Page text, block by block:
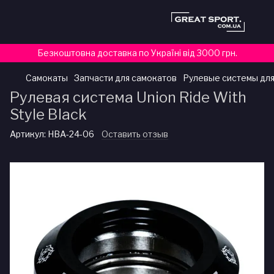
Безкоштовна доставка по Україні від 3000 грн.
Самокаты Запчасти для самокатов Рулевые системы
Рулевая система Union Ride With
Style Black
Артикул: HBA-24-06 Оставить отзыв